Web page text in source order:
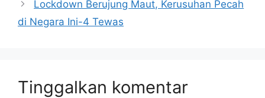
Lockdown Berujung Maut, Kerusuhan Pecah
di Negara Ini-4 Tewas
Tinggalkan komentar